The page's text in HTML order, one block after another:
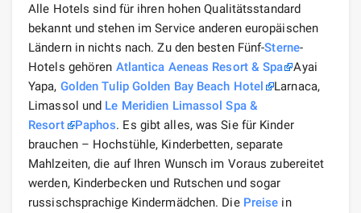
Alle Hotels sind für ihren hohen Qualitätsstandard
bekannt und stehen im Service anderen europäischen
Ländern in nichts nach. Zu den besten Fünf-Sterne-
Hotels gehören Atlantica Aeneas Resort & Spa
Ayai
Yapa, Golden Tulip Golden Bay Beach Hotel
Larnaca,
Limassol und Le Meridien Limassol Spa &
Resort
Paphos. Es gibt alles, was Sie für Kinder
brauchen – Hochstühle, Kinderbetten, separate
Mahlzeiten, die auf Ihren Wunsch im Voraus zubereitet
werden, Kinderbecken und Rutschen und sogar
russischsprachige Kindermädchen. Die Preise in